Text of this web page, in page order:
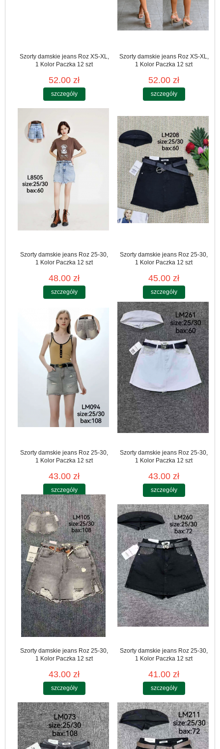
Szorty damskie jeans Roz XS-XL,
1 Kolor Paczka 12 szt
52.00 zł
szczegóły
Szorty damskie jeans Roz XS-XL,
1 Kolor Paczka 12 szt
52.00 zł
szczegóły
Szorty damskie jeans Roz 25-30,
1 Kolor Paczka 12 szt
48.00 zł
szczegóły
Szorty damskie jeans Roz 25-30,
1 Kolor Paczka 12 szt
45.00 zł
szczegóły
Szorty damskie jeans Roz 25-30,
1 Kolor Paczka 12 szt
43.00 zł
szczegóły
Szorty damskie jeans Roz 25-30,
1 Kolor Paczka 12 szt
43.00 zł
szczegóły
Szorty damskie jeans Roz 25-30,
1 Kolor Paczka 12 szt
43.00 zł
szczegóły
Szorty damskie jeans Roz 25-30,
1 Kolor Paczka 12 szt
41.00 zł
szczegóły